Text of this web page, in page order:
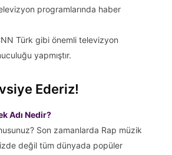
programlarında haber
Türk gibi önemli televizyon
yapmıştır.
Ederiz!
Adı Nedir?
Son zamanlarda Rap müzik
değil tüm dünyada popüler